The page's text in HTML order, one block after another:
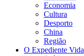
Economia
Cultura
Desporto
China
Região
O Expediente Vida